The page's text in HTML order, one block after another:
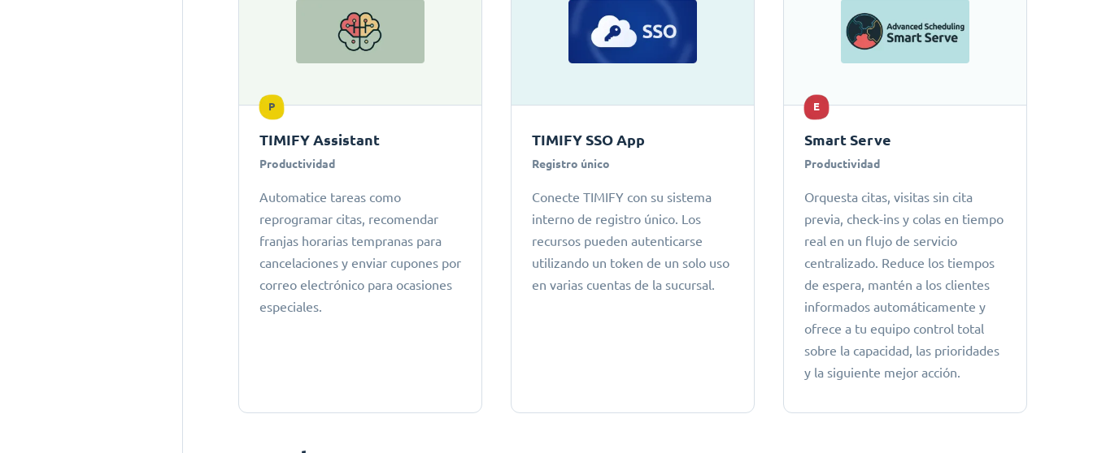
P
TIMIFY Assistant
Productividad
Automatice tareas como
reprogramar citas, recomendar
franjas horarias tempranas para
cancelaciones y enviar cupones por
correo electrónico para ocasiones
especiales.
TIMIFY SSO App
Registro único
Conecte TIMIFY con su sistema
interno de registro único. Los
recursos pueden autenticarse
utilizando un token de un solo uso
en varias cuentas de la sucursal.
E
Smart Serve
Productividad
Orquesta citas, visitas sin cita
previa, check-ins y colas en tiempo
real en un flujo de servicio
centralizado. Reduce los tiempos
de espera, mantén a los clientes
informados automáticamente y
ofrece a tu equipo control total
sobre la capacidad, las prioridades
y la siguiente mejor acción.